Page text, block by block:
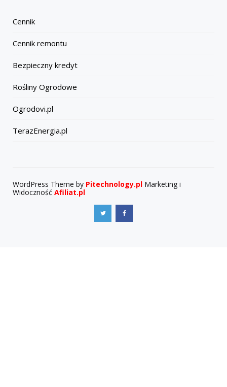
Cennik
Cennik remontu
Bezpieczny kredyt
Rośliny Ogrodowe
Ogrodovi.pl
TerazEnergia.pl
WordPress Theme by Pitechnology.pl Marketing i
Widoczność Afiliat.pl